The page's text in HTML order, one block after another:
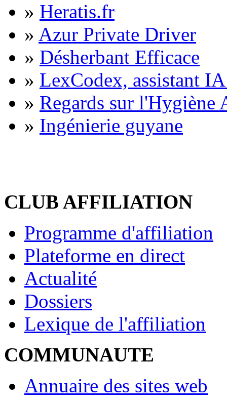
» Heratis.fr
» Azur Private Driver
» Désherbant Efficace
» LexCodex, assistant
» Regards sur l'Hygiène
» Ingénierie guyane
CLUB AFFILIATION
Programme d'affiliation
Plateforme en direct
Actualité
Dossiers
Lexique de l'affiliation
COMMUNAUTE
Annuaire des sites web